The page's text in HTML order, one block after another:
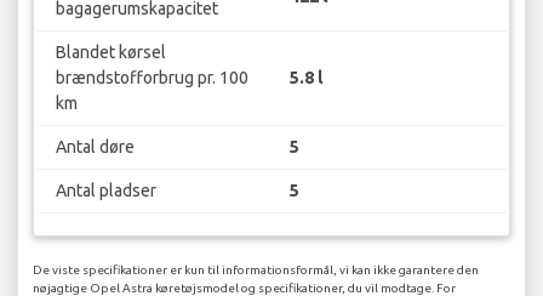
bagagerumskapacitet
Blandet kørsel
brændstofforbrug pr. 100
km
5.8 l
Antal døre 5
Antal pladser 5
De viste specifikationer er kun til informationsformål, vi kan ikke garantere den
nøjagtige Opel Astra køretøjsmodel og specifikationer, du vil modtage. For